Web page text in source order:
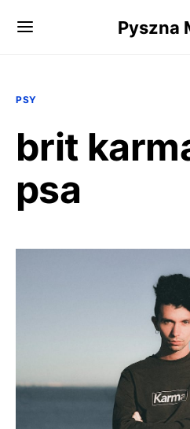
Pyszna
PSY
brit
psa